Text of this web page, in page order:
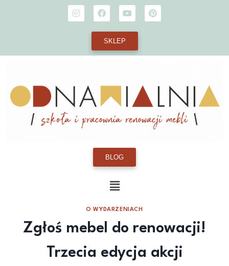
SKLEP
BLOG
O WYDARZENIACH
Zgłoś mebel do renowacji!
Trzecia edycja akcji